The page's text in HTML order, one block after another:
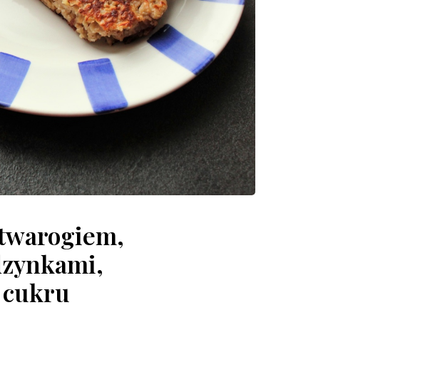
Nowotwory układu moczowo-płciowego - wsparcie
Nowotwory hematologiczne - wsparcie